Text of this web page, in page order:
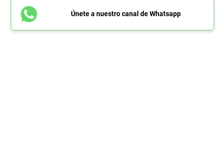
Únete a nuestro canal de Whatsapp